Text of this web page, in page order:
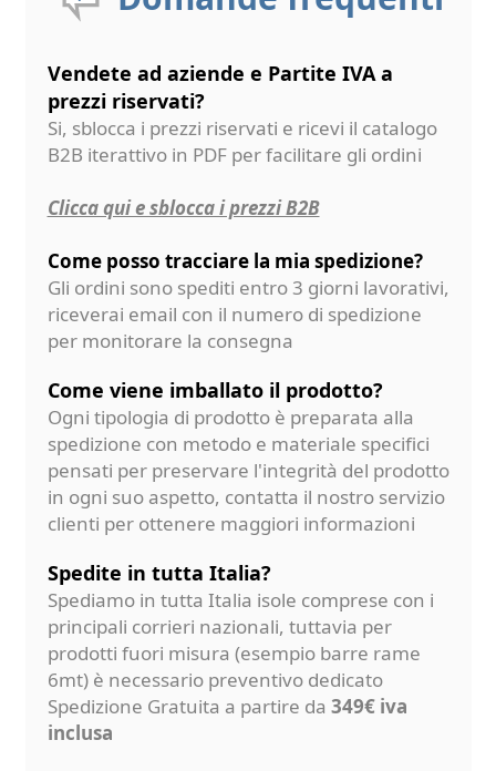
Vendete ad aziende e Partite IVA a
prezzi riservati?
Si, sblocca i prezzi riservati e ricevi il catalogo
B2B iterattivo in PDF per facilitare gli ordini
Clicca qui e sblocca i prezzi B2B
Come posso tracciare la mia spedizione?
Gli ordini sono spediti entro 3 giorni lavorativi,
riceverai email con il numero di spedizione
per monitorare la consegna
Come viene imballato il prodotto?
Ogni tipologia di prodotto è preparata alla
spedizione con metodo e materiale specifici
pensati per preservare l'integrità del prodotto
in ogni suo aspetto, contatta il nostro servizio
clienti per ottenere maggiori informazioni
Spedite in tutta Italia?
Spediamo in tutta Italia isole comprese con i
principali corrieri nazionali, tuttavia per
prodotti fuori misura (esempio barre rame
6mt) è necessario preventivo dedicato
Spedizione Gratuita a partire da 349€ iva
inclusa